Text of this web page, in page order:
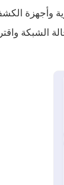
وأجهزة
الشبكة